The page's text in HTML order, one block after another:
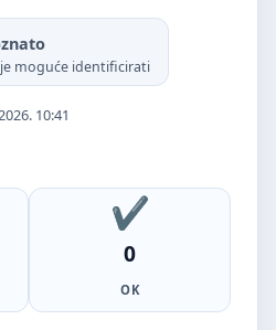
moguće identificirati
10:41
0
OK